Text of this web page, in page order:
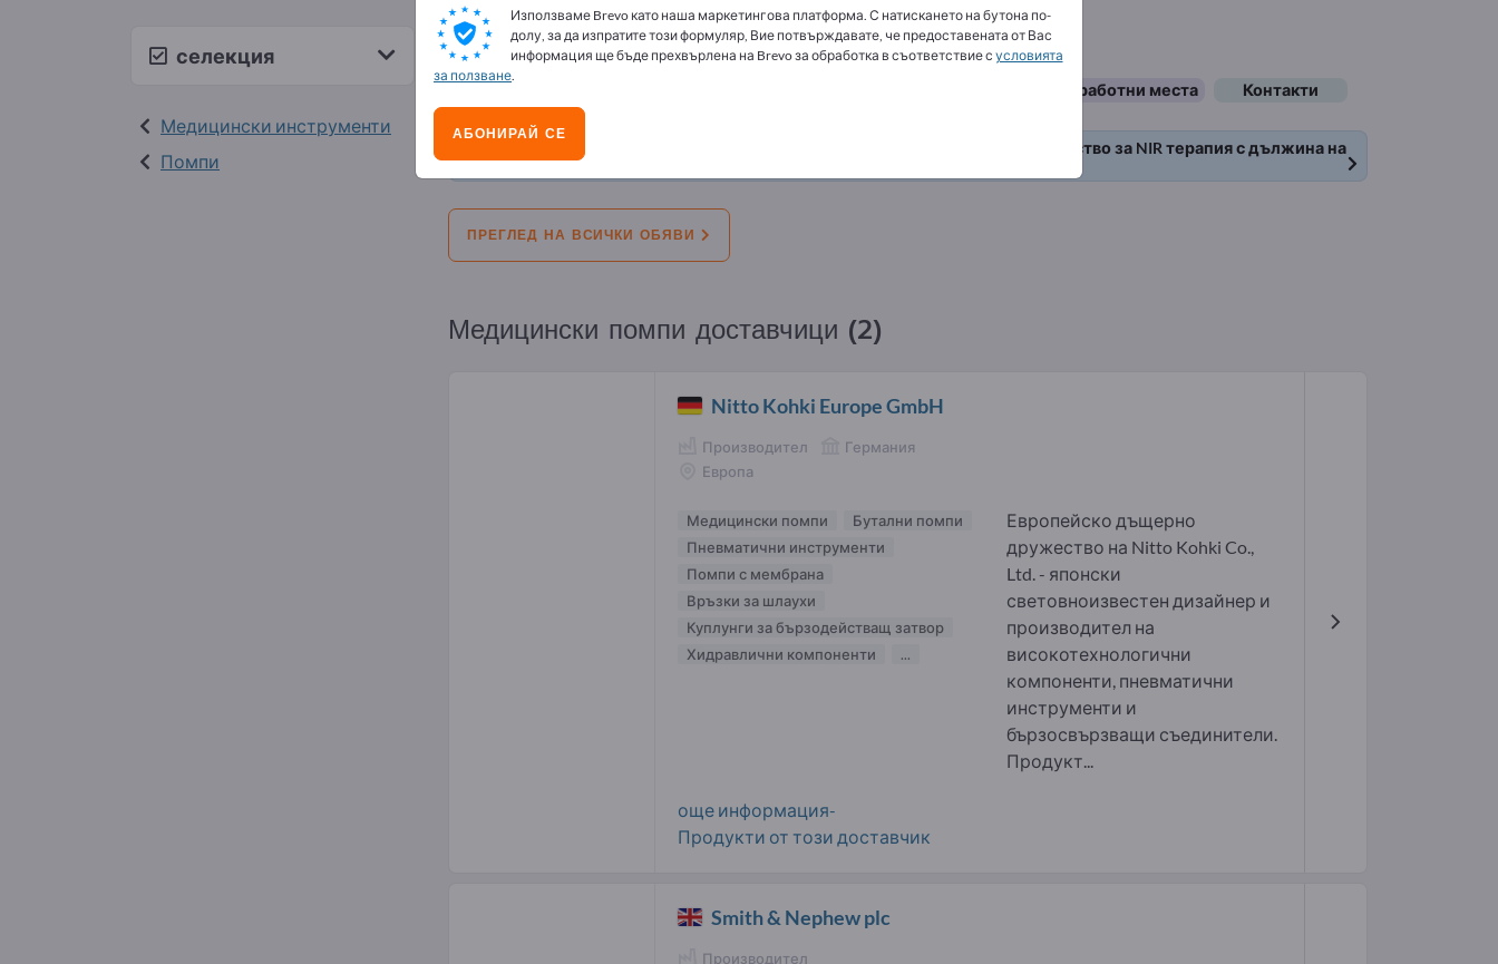
селекция
Медицински инструменти
Помпи
Обяви
Свободни работни места Контакти
инсулинова помпа, инсулинова писалка, устройство за NIR терапия с дължина на
ПРЕГЛЕД НА ВСИЧКИ ОБЯВИ
Медицински помпи доставчици (2)
Nitto Kohki Europe GmbH
Производител
Германия
Европа
Медицински помпи
Бутални помпи
Пневматични инструменти
Помпи с мембрана
Връзки за шлаухи
Куплунги за бързодействащ затвор
Хидравлични компоненти
...
Европейско дъщерно
дружество на Nitto Kohki Co.,
Ltd. - японски
световноизвестен дизайнер и
производител на
високотехнологични
компоненти, пневматични
инструменти и
бързосвързващи съединители.
Продукт...
още информация-
Продукти от този доставчик
Smith & Nephew plc
Производител
Използваме Brevo като наша маркетингова платформа. С натискането на бутона по-
долу, за да изпратите този формуляр, Вие потвърждавате, че предоставената от Вас
информация ще бъде прехвърлена на Brevo за обработка в съответствие с условията
за ползване.
АБОНИРАЙ СЕ